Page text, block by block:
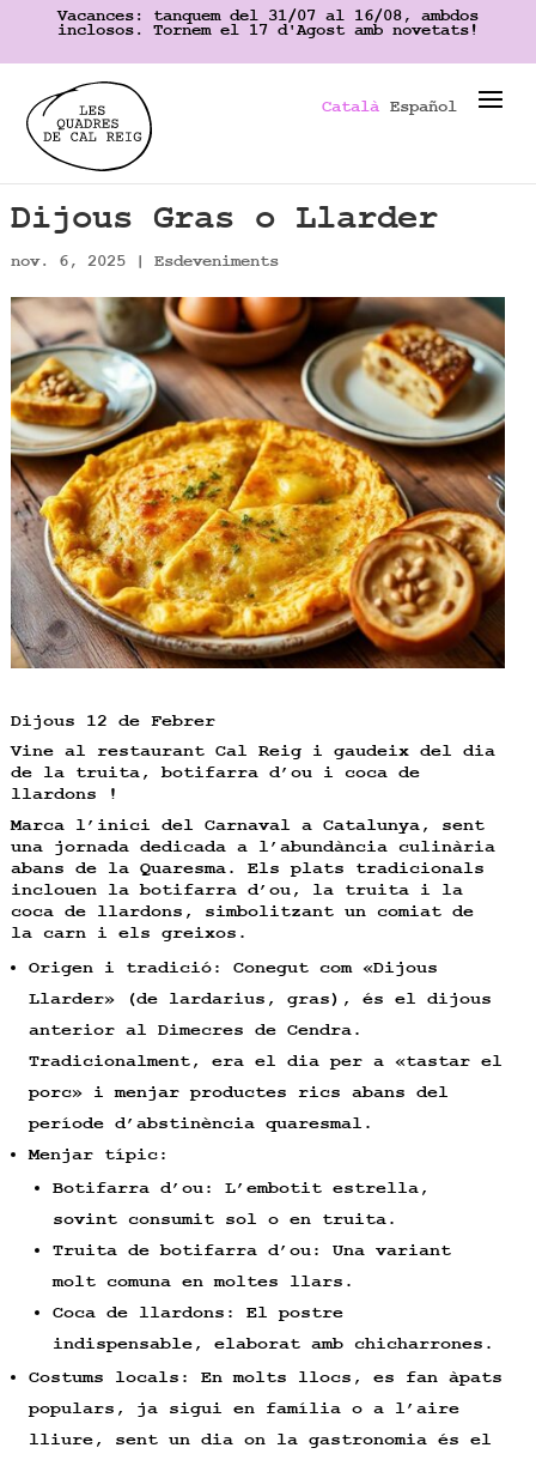
Vacances: tanquem del 31/07 al 16/08, ambdos
inclosos. Tornem el 17 d'Agost amb novetats!
Català Español
Dijous Gras o Llarder
nov. 6, 2025 | Esdeveniments
Dijous 12 de Febrer
Vine al restaurant Cal Reig i gaudeix del dia
de la truita, botifarra d’ou i coca de
llardons !
Marca l’inici del Carnaval a Catalunya, sent
una jornada dedicada a l’abundància culinària
abans de la Quaresma. Els plats tradicionals
inclouen la botifarra d’ou, la truita i la
coca de llardons, simbolitzant un comiat de
la carn i els greixos.
Origen i tradició: Conegut com «Dijous
Llarder» (de lardarius, gras), és el dijous
anterior al Dimecres de Cendra.
Tradicionalment, era el dia per a «tastar el
porc» i menjar productes rics abans del
període d’abstinència quaresmal.
Menjar típic:
Botifarra d’ou: L’embotit estrella,
sovint consumit sol o en truita.
Truita de botifarra d’ou: Una variant
molt comuna en moltes llars.
Coca de llardons: El postre
indispensable, elaborat amb chicharrones.
Costums locals: En molts llocs, es fan àpats
populars, ja sigui en família o a l’aire
lliure, sent un dia on la gastronomia és el